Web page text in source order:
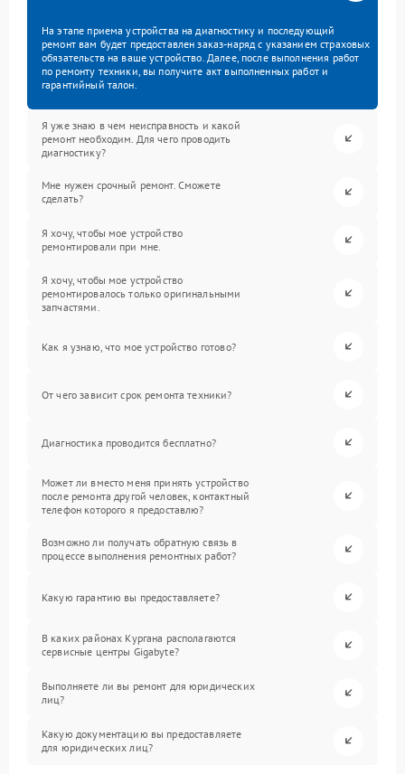
На этапе приема устройства на диагностику и последующий
ремонт вам будет предоставлен заказ-наряд с указанием страховых
обязательств на ваше устройство. Далее, после выполнения работ
по ремонту техники, вы получите акт выполненных работ и
гарантийный талон.
Я уже знаю в чем неисправность и какой
ремонт необходим. Для чего проводить
диагностику?
Мне нужен срочный ремонт. Сможете
сделать?
Я хочу, чтобы мое устройство
ремонтировали при мне.
Я хочу, чтобы мое устройство
ремонтировалось только оригинальными
запчастями.
Как я узнаю, что мое устройство готово?
От чего зависит срок ремонта техники?
Диагностика проводится бесплатно?
Может ли вместо меня принять устройство
после ремонта другой человек, контактный
телефон которого я предоставлю?
Возможно ли получать обратную связь в
процессе выполнения ремонтных работ?
Какую гарантию вы предоставляете?
В каких районах Кургана располагаются
сервисные центры Gigabyte?
Выполняете ли вы ремонт для юридических
лиц?
Какую документацию вы предоставляете
для юридических лиц?